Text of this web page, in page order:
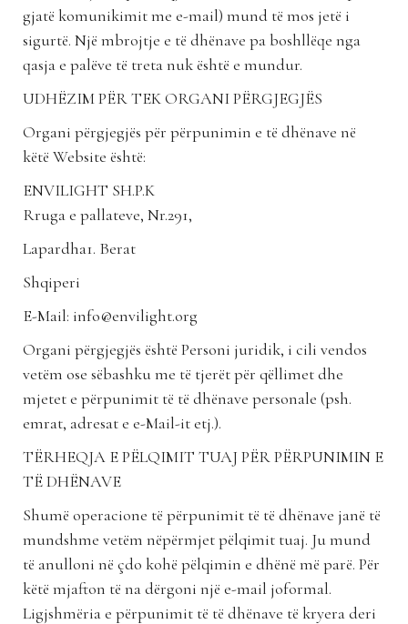
gjatë komunikimit me e-mail) mund të mos jetë i
sigurtë. Një mbrojtje e të dhënave pa boshllëqe nga
qasja e palëve të treta nuk është e mundur.
UDHËZIM PËR TEK ORGANI PËRGJEGJËS
Organi përgjegjës për përpunimin e të dhënave në
këtë Website është:
ENVILIGHT SH.P.K
Rruga e pallateve, Nr.291,
Lapardha1. Berat
Shqiperi
E-Mail: info@envilight.org
Organi përgjegjës është Personi juridik, i cili vendos
vetëm ose sëbashku me të tjerët për qëllimet dhe
mjetet e përpunimit të të dhënave personale (psh.
emrat, adresat e e-Mail-it etj.).
TËRHEQJA E PËLQIMIT TUAJ PËR PËRPUNIMIN E
TË DHËNAVE
Shumë operacione të përpunimit të të dhënave janë të
mundshme vetëm nëpërmjet pëlqimit tuaj. Ju mund
të anulloni në çdo kohë pëlqimin e dhënë më parë. Për
këtë mjafton të na dërgoni një e-mail joformal.
Ligjshmëria e përpunimit të të dhënave të kryera deri